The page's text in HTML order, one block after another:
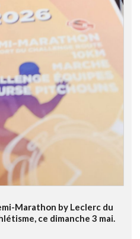
Marathon by Leclerc du
ce dimanche 3 mai.